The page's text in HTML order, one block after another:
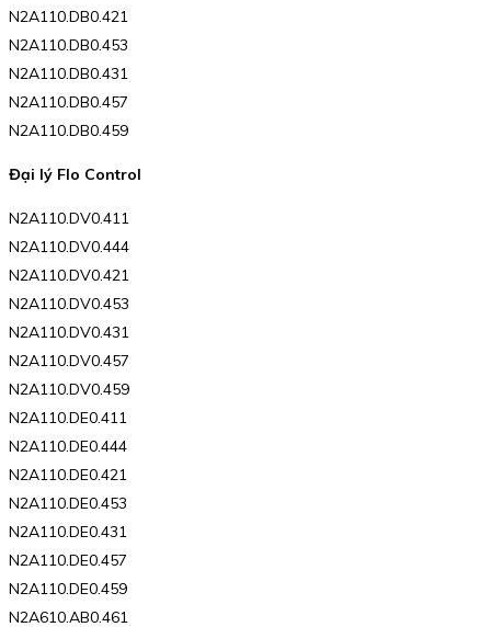
N2A110.DB0.421
N2A110.DB0.453
N2A110.DB0.431
N2A110.DB0.457
N2A110.DB0.459
Đại lý Flo Control
N2A110.DV0.411
N2A110.DV0.444
N2A110.DV0.421
N2A110.DV0.453
N2A110.DV0.431
N2A110.DV0.457
N2A110.DV0.459
N2A110.DE0.411
N2A110.DE0.444
N2A110.DE0.421
N2A110.DE0.453
N2A110.DE0.431
N2A110.DE0.457
N2A110.DE0.459
N2A610.AB0.461